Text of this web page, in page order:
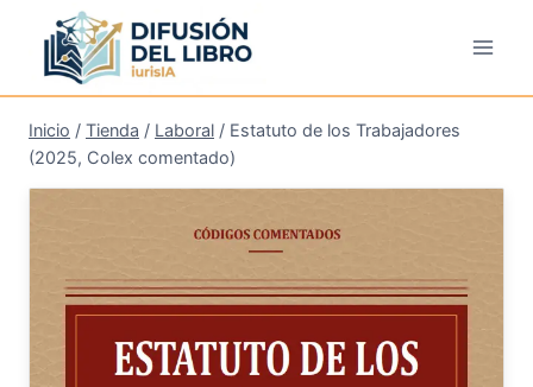
contenido
Inicio / Tienda / Laboral / Estatuto de los Trabajadores
(2025, Colex comentado)